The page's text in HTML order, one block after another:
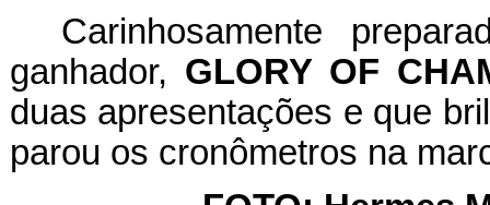
Carinhosamente
ganhador, GLORY OF
duas apresentações e que
parou os cronômetros na